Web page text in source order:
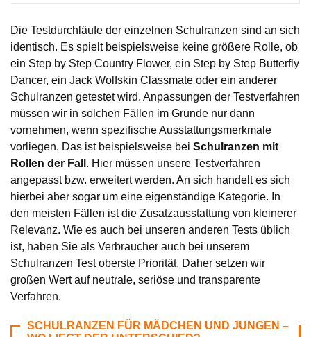
Die Testdurchläufe der einzelnen Schulranzen sind an sich
identisch. Es spielt beispielsweise keine größere Rolle, ob
ein Step by Step Country Flower, ein Step by Step Butterfly
Dancer, ein Jack Wolfskin Classmate oder ein anderer
Schulranzen getestet wird. Anpassungen der Testverfahren
müssen wir in solchen Fällen im Grunde nur dann
vornehmen, wenn spezifische Ausstattungsmerkmale
vorliegen. Das ist beispielsweise bei Schulranzen mit
Rollen der Fall . Hier müssen unsere Testverfahren
angepasst bzw. erweitert werden. An sich handelt es sich
hierbei aber sogar um eine eigenständige Kategorie. In
den meisten Fällen ist die Zusatzausstattung von kleinerer
Relevanz. Wie es auch bei unseren anderen Tests üblich
ist, haben Sie als Verbraucher auch bei unserem
Schulranzen Test oberste Priorität. Daher setzen wir
großen Wert auf neutrale, seriöse und transparente
Verfahren.
SCHULRANZEN FÜR MÄDCHEN UND JUNGEN –